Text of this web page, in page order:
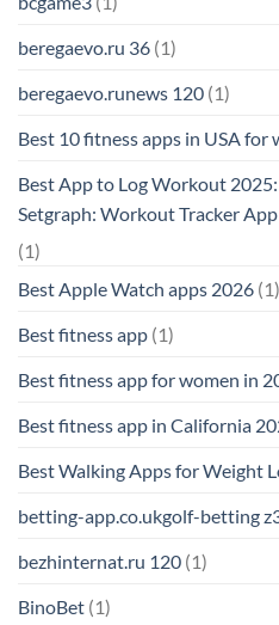
beregaevo.ru 36 (1)
beregaevo.runews 120 (1)
Best 10 fitness apps in USA for
Best App to Log Workout
Setgraph: Workout Tracker App
(1)
Best Apple Watch apps 2026 (1)
Best fitness app (1)
Best fitness app for women in
Best fitness app in California
Best Walking Apps for Weight
betting-app.co.ukgolf-betting
bezhinternat.ru 120 (1)
BinoBet (1)